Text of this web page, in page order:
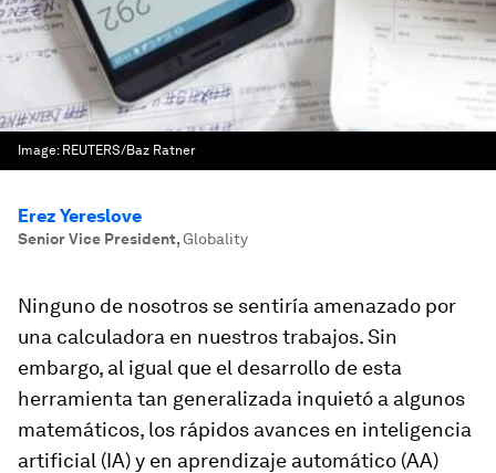
Image: REUTERS/Baz Ratner
Erez Yereslove
Senior Vice President,Globality
Ninguno de nosotros se sentiría amenazado por
una calculadora en nuestros trabajos. Sin
embargo, al igual que el desarrollo de esta
herramienta tan generalizada inquietó a algunos
matemáticos, los rápidos avances en inteligencia
artificial (IA) y en aprendizaje automático (AA)